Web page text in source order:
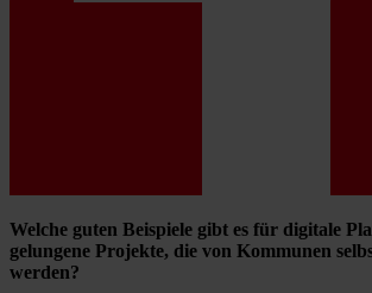
Welche guten Beispiele gibt es für digitale
gelungene Projekte, die von Kommunen
werden?